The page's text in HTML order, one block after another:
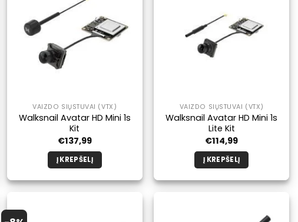
VAIZDO SIŲSTUVAI (VTX)
Walksnail Avatar HD Mini 1s
Kit
€137,99
Į KREPŠELĮ
VAIZDO SIŲSTUVAI (VTX)
Walksnail Avatar HD Mini 1s
Lite Kit
€114,99
Į KREPŠELĮ